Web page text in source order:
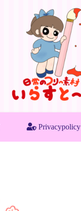
Privacypolicy